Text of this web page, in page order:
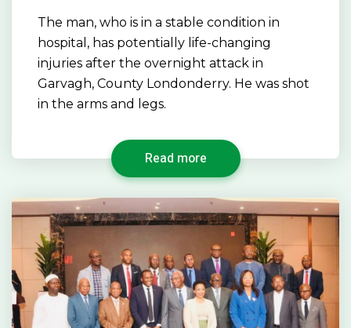
The man, who is in a stable condition in
hospital, has potentially life-changing
injuries after the overnight attack in
Garvagh, County Londonderry. He was shot
in the arms and legs.
Read more